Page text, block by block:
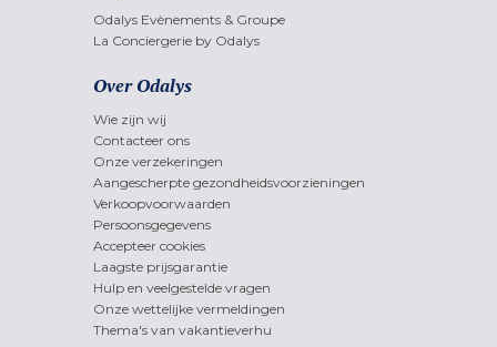
Odalys Evènements & Groupe
La Conciergerie by Odalys
Over Odalys
Wie zijn wij
Contacteer ons
Onze verzekeringen
Aangescherpte gezondheidsvoorzieningen
Verkoopvoorwaarden
Persoonsgegevens
Accepteer cookies
Laagste prijsgarantie
Hulp en veelgestelde vragen
Onze wettelijke vermeldingen
Thema's van vakantieverhu